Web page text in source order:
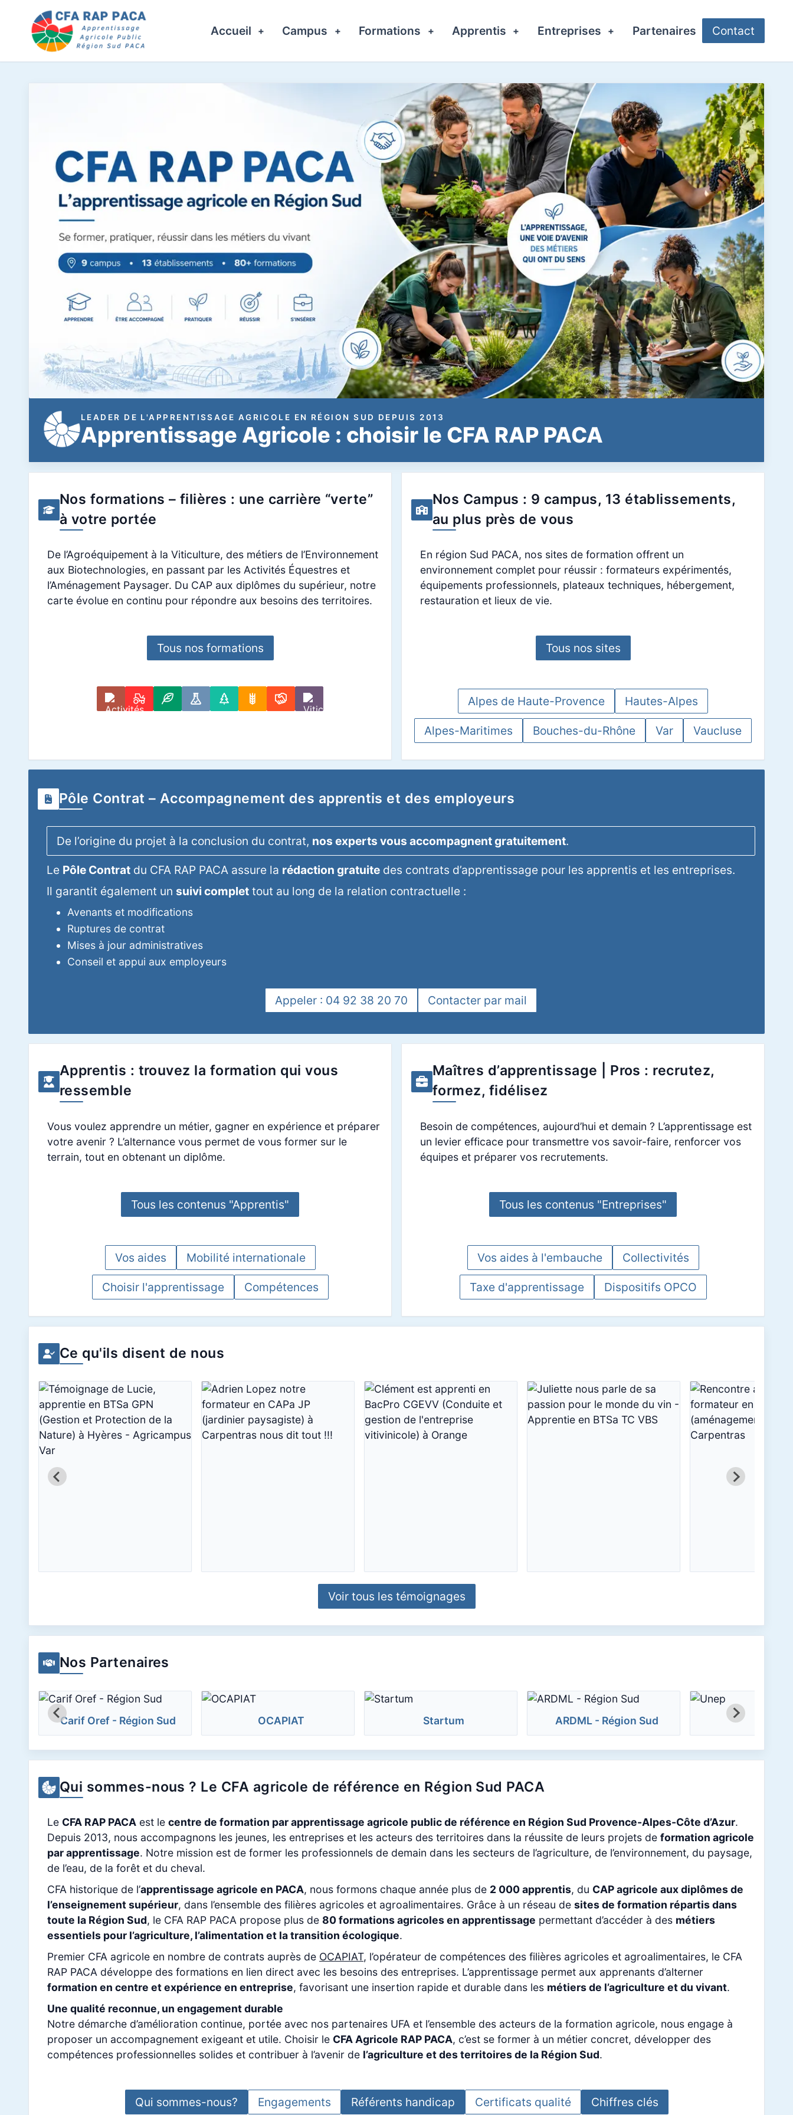
Accueil + Campus + Formations + Apprentis + Entreprises + Partenaires Contact
LEADER DE L'APPRENTISSAGE AGRICOLE EN RÉGION SUD DEPUIS 2013
Apprentissage Agricole : choisir le CFA RAP PACA
Nos formations – filières : une carrière “verte”
à votre portée
De l’Agroéquipement à la Viticulture, des métiers de l’Environnement
aux Biotechnologies, en passant par les Activités Équestres et
l’Aménagement Paysager. Du CAP aux diplômes du supérieur, notre
carte évolue en continu pour répondre aux besoins des territoires.
Tous nos formations
Nos Campus : 9 campus, 13 établissements,
au plus près de vous
En région Sud PACA, nos sites de formation offrent un
environnement complet pour réussir : formateurs expérimentés,
équipements professionnels, plateaux techniques, hébergement,
restauration et lieux de vie.
Tous nos sites
Alpes de Haute-Provence Hautes-Alpes
Alpes-Maritimes Bouches-du-Rhône Var Vaucluse
Pôle Contrat – Accompagnement des apprentis et des employeurs
De l’origine du projet à la conclusion du contrat, nos experts vous accompagnent gratuitement.
Le Pôle Contrat du CFA RAP PACA assure la rédaction gratuite des contrats d’apprentissage pour les apprentis et les entreprises.
Il garantit également un suivi complet tout au long de la relation contractuelle :
Avenants et modifications
Ruptures de contrat
Mises à jour administratives
Conseil et appui aux employeurs
Appeler : 04 92 38 20 70 Contacter par mail
Apprentis : trouvez la formation qui vous
ressemble
Vous voulez apprendre un métier, gagner en expérience et préparer
votre avenir ? L’alternance vous permet de vous former sur le
terrain, tout en obtenant un diplôme.
Tous les contenus "Apprentis"
Vos aides Mobilité internationale
Choisir l'apprentissage Compétences
Maîtres d’apprentissage | Pros : recrutez,
formez, fidélisez
Besoin de compétences, aujourd’hui et demain ? L’apprentissage est
un levier efficace pour transmettre vos savoir-faire, renforcer vos
équipes et préparer vos recrutements.
Tous les contenus "Entreprises"
Vos aides à l'embauche Collectivités
Taxe d'apprentissage Dispositifs OPCO
Ce qu'ils disent de nous
Voir tous les témoignages
Nos Partenaires
Carif Oref - Région Sud OCAPIAT Startum ARDML - Région Sud
Qui sommes-nous ? Le CFA agricole de référence en Région Sud PACA
Le CFA RAP PACA est le centre de formation par apprentissage agricole public de référence en Région Sud Provence-Alpes-Côte d’Azur.
Depuis 2013, nous accompagnons les jeunes, les entreprises et les acteurs des territoires dans la réussite de leurs projets de formation agricole
par apprentissage. Notre mission est de former les professionnels de demain dans les secteurs de l’agriculture, de l’environnement, du paysage,
de l’eau, de la forêt et du cheval.
CFA historique de l’apprentissage agricole en PACA, nous formons chaque année plus de 2 000 apprentis, du CAP agricole aux diplômes de
l’enseignement supérieur, dans l’ensemble des filières agricoles et agroalimentaires. Grâce à un réseau de sites de formation répartis dans
toute la Région Sud, le CFA RAP PACA propose plus de 80 formations agricoles en apprentissage permettant d’accéder à des métiers
essentiels pour l’agriculture, l’alimentation et la transition écologique.
Premier CFA agricole en nombre de contrats auprès de OCAPIAT, l’opérateur de compétences des filières agricoles et agroalimentaires, le CFA
RAP PACA développe des formations en lien direct avec les besoins des entreprises. L’apprentissage permet aux apprenants d’alterner
formation en centre et expérience en entreprise, favorisant une insertion rapide et durable dans les métiers de l’agriculture et du vivant.
Une qualité reconnue, un engagement durable
Notre démarche d’amélioration continue, portée avec nos partenaires UFA et l’ensemble des acteurs de la formation agricole, nous engage à
proposer un accompagnement exigeant et utile. Choisir le CFA Agricole RAP PACA, c’est se former à un métier concret, développer des
compétences professionnelles solides et contribuer à l’avenir de l’agriculture et des territoires de la Région Sud.
Qui sommes-nous? Engagements Référents handicap Certificats qualité Chiffres clés